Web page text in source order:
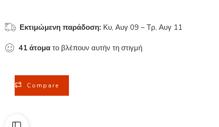
Εκτιμώμενη παράδοση: Κυ, Αυγ 09 – Τρ, Αυγ 11
41 άτομα το βλέπουν αυτήν τη στιγμή
Compare